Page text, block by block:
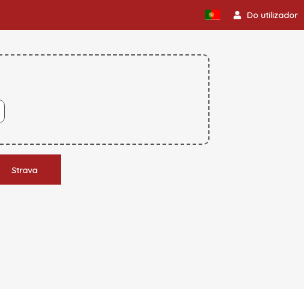
Do utilizador
Strava